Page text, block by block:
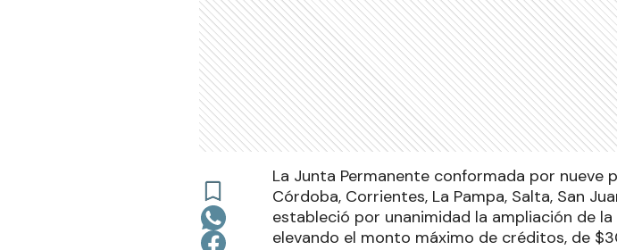
La Junta Permanente conformada por nueve
Córdoba, Corrientes, La Pampa, Salta, San
estableció por unanimidad la ampliación de
elevando el monto máximo de créditos, de